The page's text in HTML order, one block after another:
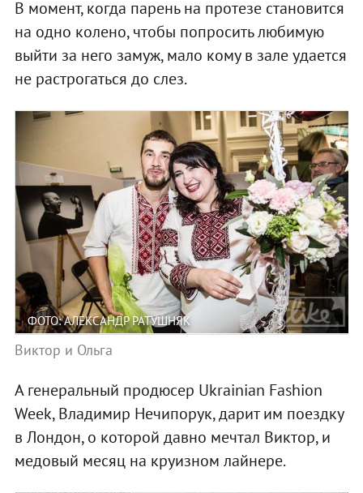
В момент, когда парень на протезе становится
на одно колено, чтобы попросить любимую
выйти за него замуж, мало кому в зале удается
не растрогаться до слез.
ФОТО: АЛЕКСАНДР РАТУШНЯК
Виктор и Ольга
А генеральный продюсер Ukrainian Fashion
Week, Владимир Нечипорук, дарит им поездку
в Лондон, о которой давно мечтал Виктор, и
медовый месяц на круизном лайнере.